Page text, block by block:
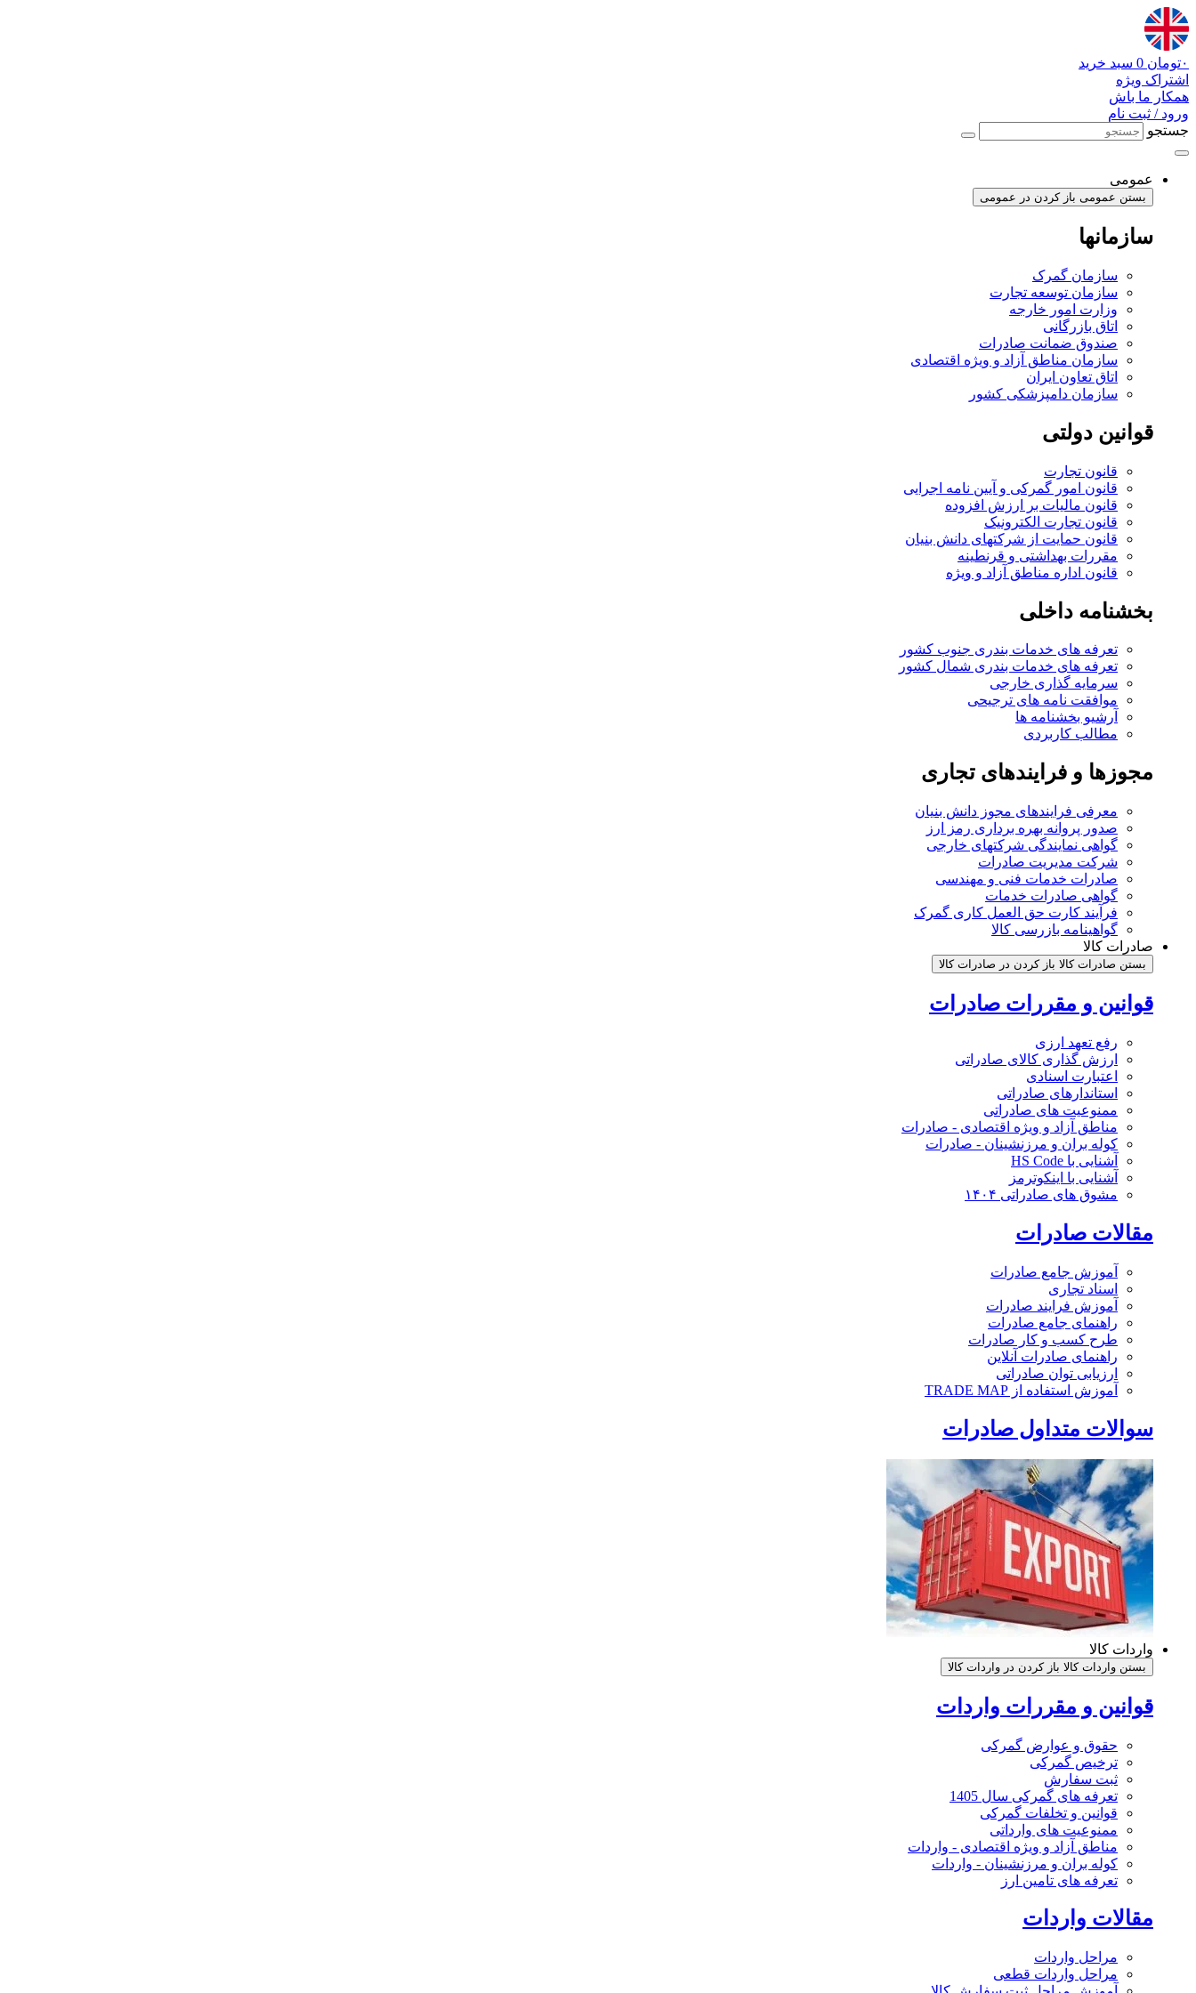
پرش
به
محتوا
۰تومان 0 سبد خرید
اشتراک ویژه
همکار ما باش
ورود / ثبت نام
جستجو
عمومی
بستن عمومی باز کردن در عمومی
سازمانها
سازمان گمرک
سازمان توسعه تجارت
وزارت امور خارجه
اتاق بازرگانی
صندوق ضمانت صادرات
سازمان مناطق آزاد و ویژه اقتصادی
اتاق تعاون ایران
سازمان دامپزشکی کشور
قوانین دولتی
قانون تجارت
قانون امور گمرکی و آیین نامه اجرایی
قانون مالیات بر ارزش افزوده
قانون تجارت الکترونیک
قانون حمایت از شرکتهای دانش بنیان
مقررات بهداشتی و قرنطینه
قانون اداره مناطق آزاد و ویژه
بخشنامه داخلی
تعرفه های خدمات بندری جنوب کشور
تعرفه های خدمات بندری شمال کشور
سرمایه گذاری خارجی
موافقت نامه های ترجیحی
آرشیو بخشنامه ها
مطالب کاربردی
مجوزها و فرایندهای تجاری
معرفی فرایندهای مجوز دانش بنیان
صدور پروانه بهره برداری رمز ارز
گواهی نمایندگی شرکتهای خارجی
شرکت مدیریت صادرات
صادرات خدمات فنی و مهندسی
گواهی صادرات خدمات
فرآیند کارت حق العمل کاری گمرک
گواهینامه بازرسی کالا
صادرات کالا
بستن صادرات کالا باز کردن در صادرات کالا
قوانین و مقررات صادرات
رفع تعهد ارزی
ارزش گذاری کالای صادراتی
اعتبارت اسنادی
استاندارهای صادراتی
ممنوعیت های صادراتی
مناطق آزاد و ویژه اقتصادی - صادرات
کوله بران و مرزنشینان - صادرات
آشنایی با HS Code
آشنایی با اینکوترمز
مشوق های صادراتی ۱۴۰۴
مقالات صادرات
آموزش جامع صادرات
اسناد تجاری
آموزش فرایند صادرات
راهنمای جامع صادرات
طرح کسب و کار صادرات
راهنمای صادرات آنلاین
ارزیابی توان صادراتی
آموزش استفاده از TRADE MAP
سوالات متداول صادرات
واردات کالا
بستن واردات کالا باز کردن در واردات کالا
قوانین و مقررات واردات
حقوق و عوارض گمرکی
ترخیص گمرکی
ثبت سفارش
تعرفه های گمرکی سال 1405
قوانین و تخلفات گمرکی
ممنوعیت های وارداتی
مناطق آزاد و ویژه اقتصادی - واردات
کوله بران و مرزنشینان - واردات
تعرفه های تامین ارز
مقالات واردات
مراحل واردات
مراحل واردات قطعی